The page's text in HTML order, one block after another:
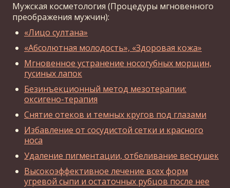
Мужская косметология (Процедуры мгновенного
преображения мужчин):
«Лицо султана»
«Абсолютная молодость», «Здоровая кожа»
Мгновенное устранение носогубных морщин,
гусиных лапок
Безинъекционный метод мезотерапии:
оксигено-терапия
Снятие отеков и темных кругов под глазами
Избавление от сосудистой сетки и красного
носа
Удаление пигментации, отбеливание веснушек
Высокоэффективное лечение всех форм
угревой сыпи и остаточных рубцов после нее